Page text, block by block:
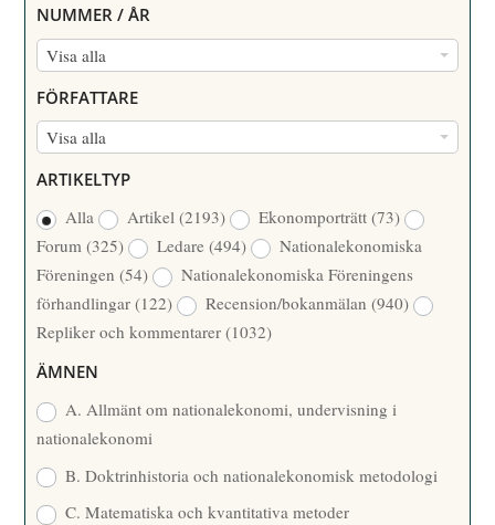
NUMMER / ÅR
Visa alla
N
M
M
/
Å
R
FÖRFATTARE
Visa alla
R
F
A
T
T
A
R
ARTIKELTYP
Alla
Artikel(2193) Ekonomporträtt(73)
Forum(325) Ledare(494)
Nationalekonomiska
Föreningen(54)
Nationalekonomiska Föreningens
förhandlingar(122) Recension/bokanmälan(940)
Repliker och kommentarer(1032)
ÄMNEN
A. Allmänt om nationalekonomi, undervisning i
nationalekonomi
B. Doktrinhistoria och nationalekonomisk metodologi
C. Matematiska och kvantitativa metoder